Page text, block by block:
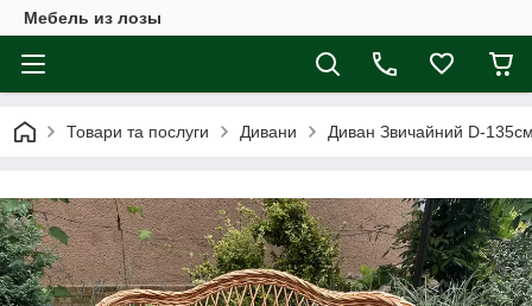
Мебель из лозы
Товари та послуги Дивани Диван Звичайний D-